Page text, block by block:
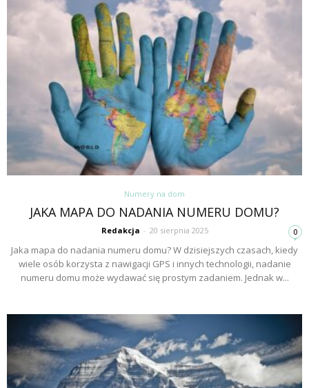
Numery na dom
JAKA MAPA DO NADANIA NUMERU DOMU?
Redakcja - 20 sierpnia 2025 0
Jaka mapa do nadania numeru domu? W dzisiejszych czasach, kiedy
wiele osób korzysta z nawigacji GPS i innych technologii, nadanie
numeru domu może wydawać się prostym zadaniem. Jednak w...